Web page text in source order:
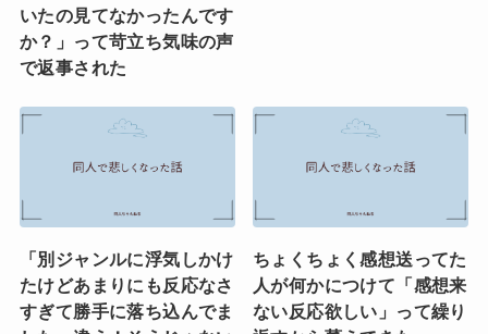
いたの見てなかったんです
か？」って苛立ち気味の声
で返事された
「別ジャンルに浮気しかけ
たけどあまりにも反応なさ
すぎて勝手に落ち込んでま
ちょくちょく感想送ってた
人が何かにつけて「感想来
ない反応欲しい」って繰り